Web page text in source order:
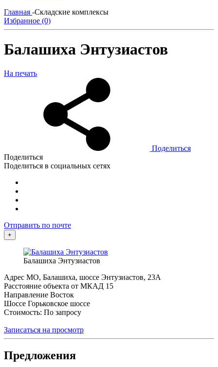
Главная -Складские комплексы
Избранное (0)
Балашиха Энтузиастов
На печать
Поделиться
Поделиться
Поделиться в социальных сетях
Отправить по почте
+
Балашиха Энтузиастов
Адрес МО, Балашиха, шоссе Энтузиастов, 23А
Расстояние объекта от МКАД 15
Направление Восток
Шоссе Горьковское шоссе
Стоимость: По запросу
Записаться на просмотр
Предложения